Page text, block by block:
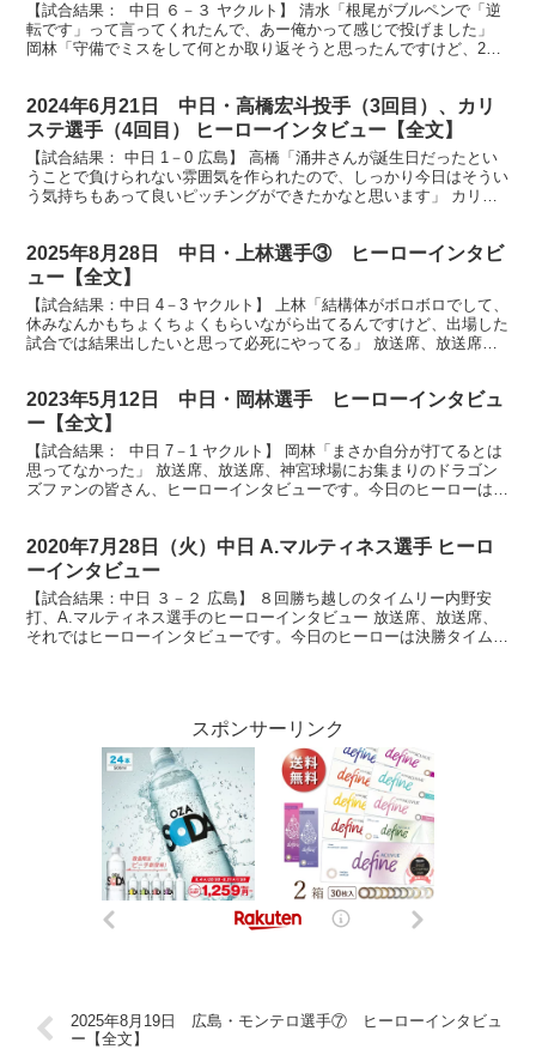
【試合結果： 中日 ６－３ ヤクルト】 清水「根尾がブルペンで「逆
転です」って言ってくれたんで、あー俺かって感じで投げました」
岡林「守備でミスをして何とか取り返そうと思ったんですけど、2回
2024年6月21日 中日・高橋宏斗投手（3回目）、カリ
ステ選手（4回目） ヒーローインタビュー【全文】
【試合結果： 中日 1－0 広島】 高橋「涌井さんが誕生日だったとい
うことで負けられない雰囲気を作られたので、しっかり今日はそうい
う気持ちもあって良いピッチングができたかなと思います」 カリス
2025年8月28日 中日・上林選手③ ヒーローインタビ
ュー【全文】
【試合結果：中日 4－3 ヤクルト】 上林「結構体がボロボロでして、
休みなんかもちょくちょくもらいながら出てるんですけど、出場した
試合では結果出したいと思って必死にやってる」 放送席、放送席、
2023年5月12日 中日・岡林選手 ヒーローインタビュ
ー【全文】
【試合結果： 中日 7－1 ヤクルト】 岡林「まさか自分が打てるとは
思ってなかった」 放送席、放送席、神宮球場にお集まりのドラゴン
ズファンの皆さん、ヒーローインタビューです。今日のヒーローは先
2020年7月28日（火）中日 A.マルティネス選手 ヒーロ
ーインタビュー
【試合結果：中日 ３－２ 広島】 ８回勝ち越しのタイムリー内野安
打、A.マルティネス選手のヒーローインタビュー 放送席、放送席、
それではヒーローインタビューです。今日のヒーローは決勝タイムリ
スポンサーリンク
2025年8月19日 広島・モンテロ選手⑦ ヒーローインタビュ
ー【全文】